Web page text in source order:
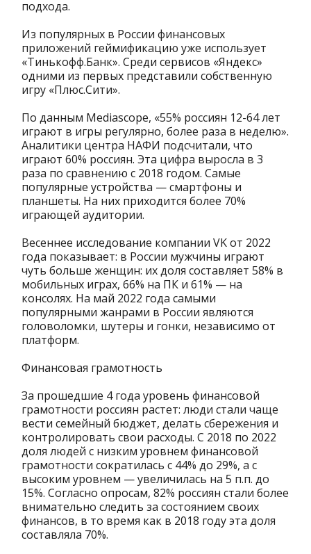
подхода.
Из популярных в России финансовых
приложений геймификацию уже использует
«Тинькофф.Банк». Среди сервисов «Яндекс»
одними из первых представили собственную
игру «Плюс.Сити».
По данным Mediascope, «55% россиян 12-64 лет
играют в игры регулярно, более раза в неделю».
Аналитики центра НАФИ подсчитали, что
играют 60% россиян. Эта цифра выросла в 3
раза по сравнению с 2018 годом. Самые
популярные устройства — смартфоны и
планшеты. На них приходится более 70%
играющей аудитории.
Весеннее исследование компании VK от 2022
года показывает: в России мужчины играют
чуть больше женщин: их доля составляет 58% в
мобильных играх, 66% на ПК и 61% — на
консолях. На май 2022 года самыми
популярными жанрами в России являются
головоломки, шутеры и гонки, независимо от
платформ.
Финансовая грамотность
За прошедшие 4 года уровень финансовой
грамотности россиян растет: люди стали чаще
вести семейный бюджет, делать сбережения и
контролировать свои расходы. С 2018 по 2022
доля людей с низким уровнем финансовой
грамотности сократилась с 44% до 29%, а с
высоким уровнем — увеличилась на 5 п.п. до
15%. Согласно опросам, 82% россиян стали более
внимательно следить за состоянием своих
финансов, в то время как в 2018 году эта доля
составляла 70%.